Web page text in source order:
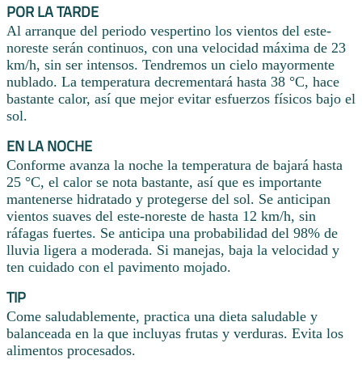
POR LA TARDE
Al arranque del periodo vespertino los vientos del este-
noreste serán continuos, con una velocidad máxima de 23
km/h, sin ser intensos. Tendremos un cielo mayormente
nublado. La temperatura decrementará hasta 38 °C, hace
bastante calor, así que mejor evitar esfuerzos físicos bajo el
sol.
EN LA NOCHE
Conforme avanza la noche la temperatura de bajará hasta
25 °C, el calor se nota bastante, así que es importante
mantenerse hidratado y protegerse del sol. Se anticipan
vientos suaves del este-noreste de hasta 12 km/h, sin
ráfagas fuertes. Se anticipa una probabilidad del 98% de
lluvia ligera a moderada. Si manejas, baja la velocidad y
ten cuidado con el pavimento mojado.
TIP
Come saludablemente, practica una dieta saludable y
balanceada en la que incluyas frutas y verduras. Evita los
alimentos procesados.